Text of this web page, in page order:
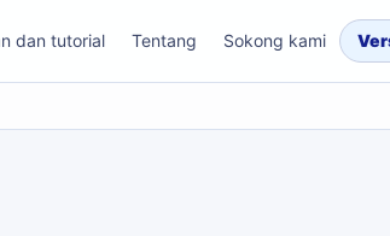
dan tutorial Tentang Sokong kami